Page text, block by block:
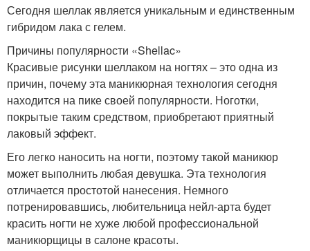
Сегодня шеллак является уникальным и единственным
гибридом лака с гелем.
Причины популярности «Shellac»
Красивые рисунки шеллаком на ногтях – это одна из
причин, почему эта маникюрная технология сегодня
находится на пике своей популярности. Ноготки,
покрытые таким средством, приобретают приятный
лаковый эффект.
Его легко наносить на ногти, поэтому такой маникюр
может выполнить любая девушка. Эта технология
отличается простотой нанесения. Немного
потренировавшись, любительница нейл-арта будет
красить ногти не хуже любой профессиональной
маникюрщицы в салоне красоты.